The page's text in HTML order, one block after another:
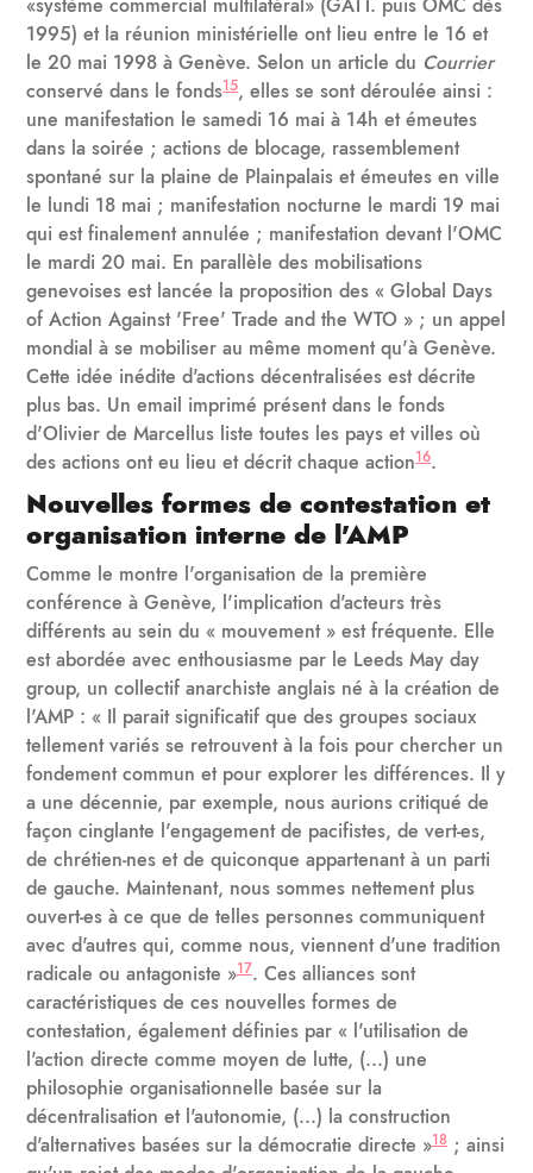
1995) et la réunion ministérielle ont lieu entre le 16 et
le 20 mai 1998 à Genève. Selon un article du Courrier
conservé dans le fonds15, elles se sont déroulée ainsi :
une manifestation le samedi 16 mai à 14h et émeutes
dans la soirée ; actions de blocage, rassemblement
spontané sur la plaine de Plainpalais et émeutes en ville
le lundi 18 mai ; manifestation nocturne le mardi 19 mai
qui est finalement annulée ; manifestation devant l'OMC
le mardi 20 mai. En parallèle des mobilisations
genevoises est lancée la proposition des « Global Days
of Action Against 'Free' Trade and the WTO » ; un appel
mondial à se mobiliser au même moment qu'à Genève.
Cette idée inédite d'actions décentralisées est décrite
plus bas. Un email imprimé présent dans le fonds
d'Olivier de Marcellus liste toutes les pays et villes où
des actions ont eu lieu et décrit chaque action16.
Nouvelles formes de contestation et
organisation interne de l'AMP
Comme le montre l'organisation de la première
conférence à Genève, l'implication d'acteurs très
différents au sein du « mouvement » est fréquente. Elle
est abordée avec enthousiasme par le Leeds May day
group, un collectif anarchiste anglais né à la création de
l'AMP : « Il parait significatif que des groupes sociaux
tellement variés se retrouvent à la fois pour chercher un
fondement commun et pour explorer les différences. Il y
a une décennie, par exemple, nous aurions critiqué de
façon cinglante l'engagement de pacifistes, de vert-es,
de chrétien-nes et de quiconque appartenant à un parti
de gauche. Maintenant, nous sommes nettement plus
ouvert-es à ce que de telles personnes communiquent
avec d'autres qui, comme nous, viennent d'une tradition
radicale ou antagoniste »17. Ces alliances sont
caractéristiques de ces nouvelles formes de
contestation, également définies par « l'utilisation de
l'action directe comme moyen de lutte, (...) une
philosophie organisationnelle basée sur la
décentralisation et l'autonomie, (...) la construction
d'alternatives basées sur la démocratie directe »18 ; ainsi